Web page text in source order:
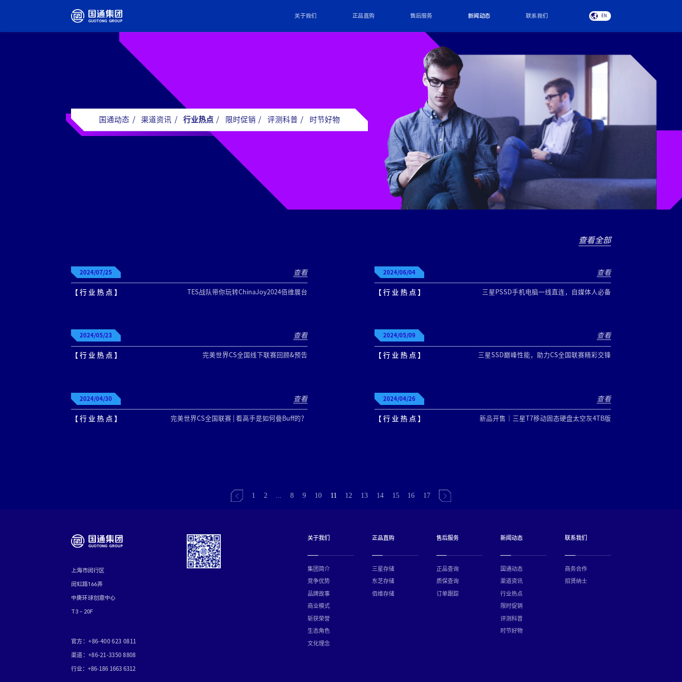
关于我们 正品直购 售后服务 新闻动态 联系我们 EN
国通动态 / 渠道资讯 / 行业热点 / 限时促销 / 评测科普 / 时节好物
查看全部
2024/07/25 查看
【 行 业 热 点 】 TES战队带你玩转ChinaJoy2024佰维展台
2024/06/04 查看
【 行 业 热 点 】 三星PSSD手机电脑一线直连，自媒体人必备
2024/05/23 查看
【 行 业 热 点 】 完美世界CS全国线下联赛回顾&预告
2024/05/09 查看
【 行 业 热 点 】 三星SSD巅峰性能，助力CS全国联赛精彩交锋
2024/04/30 查看
【 行 业 热 点 】 完美世界CS全国联赛 | 看高手是如何叠Buff的？
2024/04/26 查看
【 行 业 热 点 】 新品开售｜三星T7移动固态硬盘太空灰4TB版
1 2 ... 8 9 10 11 12 13 14 15 16 17
上海市闵行区
闵虹路166弄
中庚环球创意中心
T3 - 20F
官方：+86-400 623 0811
渠道：+86-21-3350 8808
行业：+86-186 1663 6312
关于我们
集团简介
竞争优势
品牌故事
商业模式
斩获荣誉
生态角色
文化理念
正品直购
三星存储
东芝存储
佰维存储
售后服务
正品查询
质保查询
订单跟踪
新闻动态
国通动态
渠道资讯
行业热点
限时促销
评测科普
时节好物
联系我们
商务合作
招贤纳士